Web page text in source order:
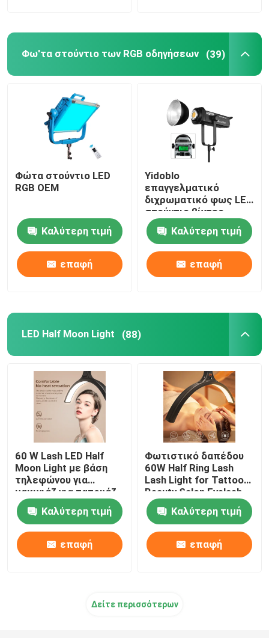
Φω'τα στούντιο των RGB οδηγήσεων (39)
Φώτα στούντιο LED
RGB OEM
Καλύτερη τιμή
επαφή
Yidoblo
επαγγελματικό
διχρωματικό φως LED
στούντιο βίντεο
φωτισμός
κινηματογράφησης
φωτιστικό
εξοπλισμό
φωτογραφικό φως με
Καλύτερη τιμή
επαφή
LED Half Moon Light (88)
60 W Lash LED Half
Moon Light με βάση
τηλεφώνου για
μακιγιάζ για τατουάζ
φρυδιών Half Ring
Lamp Καλύτερη τιμή
επαφή
Φωτιστικό δαπέδου
60W Half Ring Lash
Lash Light for Tattoo
Beauty Salon Eyelash
Καλύτερη τιμή
επαφή
Δείτε περισσότερων